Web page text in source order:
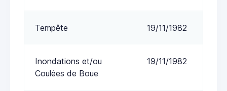
Tempête 19/11/1982
Inondations et/ou
Coulées de Boue
19/11/1982